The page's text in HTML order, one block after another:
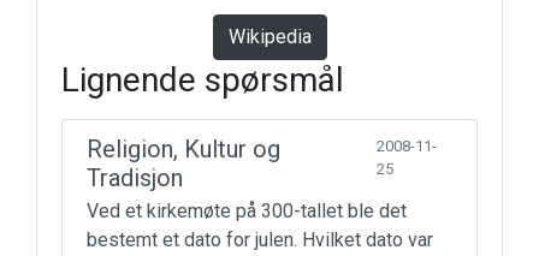
Wikipedia
Lignende spørsmål
Religion, Kultur og
Tradisjon
2008-11-
25
Ved et kirkemøte på 300-tallet ble det
bestemt et dato for julen. Hvilket dato var